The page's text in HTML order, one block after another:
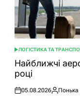
ОПУБЛІКУВАТИ
У
ЛОГІСТИКА ТА
Найближчі
році
Оприлюднено
05.08.2026 Понька